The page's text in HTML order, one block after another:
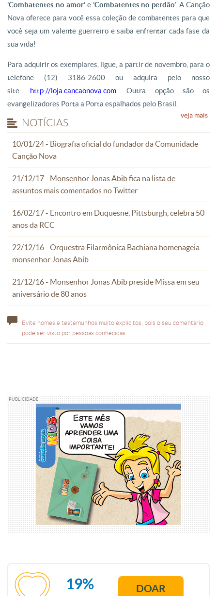
‘Combatentes no amor’e ‘Combatentes no perdão’ . A Canção
Nova oferece para você essa coleção de combatentes para que
você seja um valente guerreiro e saiba enfrentar cada fase da
sua vida!
Para adquirir os exemplares, ligue, a partir de novembro, para o
telefone (12) 3186-2600 ou adquira pelo nosso
site: http://loja.cancaonova.com
Outra opção são os
evangelizadores Porta a Porta espalhados pelo Brasil.
NOTÍCIAS
10/01/24 - Biografia oficial do fundador da Comunidade
Canção Nova
21/12/17 - Monsenhor Jonas Abib fica na lista de
assuntos mais comentados no Twitter
16/02/17 - Encontro em Duquesne, Pittsburgh, celebra 50
anos da RCC
22/12/16 - Orquestra Filarmônica Bachiana homenageia
monsenhor Jonas Abib
21/12/16 - Monsenhor Jonas Abib preside Missa em seu
aniversário de 80 anos
veja mais
Evite nomes e testemunhos muito explícitos, pois o seu comentário
pode ser visto por pessoas conhecidas.
PUBLICIDADE
19% DOAR